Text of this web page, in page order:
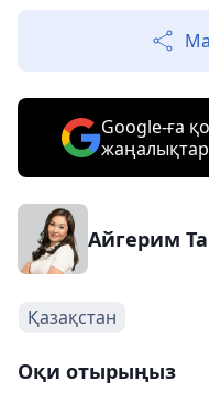
Google-ға
Айгерим
Қазақстан
Оқи отырыңыз